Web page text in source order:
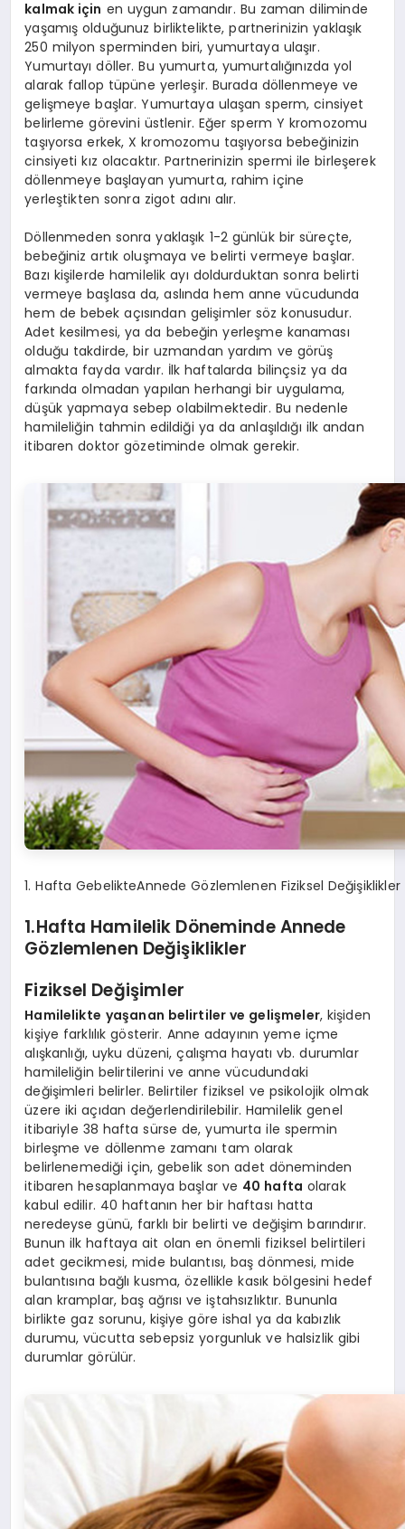
kalmak için en uygun zamandır. Bu zaman diliminde
yaşamış olduğunuz birliktelikte, partnerinizin yaklaşık
250 milyon sperminden biri, yumurtaya ulaşır.
Yumurtayı döller. Bu yumurta, yumurtalığınızda yol
alarak fallop tüpüne yerleşir. Burada döllenmeye ve
gelişmeye başlar. Yumurtaya ulaşan sperm, cinsiyet
belirleme görevini üstlenir. Eğer sperm Y kromozomu
taşıyorsa erkek, X kromozomu taşıyorsa bebeğinizin
cinsiyeti kız olacaktır. Partnerinizin spermi ile birleşerek
döllenmeye başlayan yumurta, rahim içine
yerleştikten sonra zigot adını alır.
Döllenmeden sonra yaklaşık 1-2 günlük bir süreçte,
bebeğiniz artık oluşmaya ve belirti vermeye başlar.
Bazı kişilerde hamilelik ayı doldurduktan sonra belirti
vermeye başlasa da, aslında hem anne vücudunda
hem de bebek açısından gelişimler söz konusudur.
Adet kesilmesi, ya da bebeğin yerleşme kanaması
olduğu takdirde, bir uzmandan yardım ve görüş
almakta fayda vardır. İlk haftalarda bilinçsiz ya da
farkında olmadan yapılan herhangi bir uygulama,
düşük yapmaya sebep olabilmektedir. Bu nedenle
hamileliğin tahmin edildiği ya da anlaşıldığı ilk andan
itibaren doktor gözetiminde olmak gerekir.
1. Hafta GebelikteAnnede Gözlemlenen Fiziksel Değişiklikler
1.Hafta Hamilelik Döneminde Annede
Gözlemlenen Değişiklikler
Fiziksel Değişimler
Hamilelikte yaşanan belirtiler ve gelişmeler, kişiden
kişiye farklılık gösterir. Anne adayının yeme içme
alışkanlığı, uyku düzeni, çalışma hayatı vb. durumlar
hamileliğin belirtilerini ve anne vücudundaki
değişimleri belirler. Belirtiler fiziksel ve psikolojik olmak
üzere iki açıdan değerlendirilebilir. Hamilelik genel
itibariyle 38 hafta sürse de, yumurta ile spermin
birleşme ve döllenme zamanı tam olarak
belirlenemediği için, gebelik son adet döneminden
itibaren hesaplanmaya başlar ve 40 hafta olarak
kabul edilir. 40 haftanın her bir haftası hatta
neredeyse günü, farklı bir belirti ve değişim barındırır.
Bunun ilk haftaya ait olan en önemli fiziksel belirtileri
adet gecikmesi, mide bulantısı, baş dönmesi, mide
bulantısına bağlı kusma, özellikle kasık bölgesini hedef
alan kramplar, baş ağrısı ve iştahsızlıktır. Bununla
birlikte gaz sorunu, kişiye göre ishal ya da kabızlık
durumu, vücutta sebepsiz yorgunluk ve halsizlik gibi
durumlar görülür.